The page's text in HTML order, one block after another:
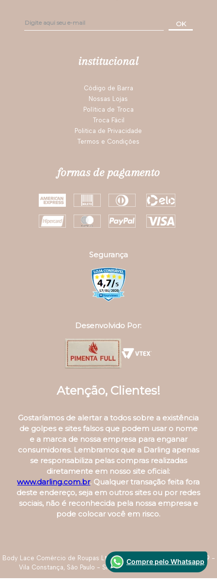
OK
institucional
Código de Barra
Nossas Lojas
Política de Troca
Troca Fácil
Politica de Privacidade
Termos e Condições
formas de pagamento
Segurança
Desenvolvido Por:
Atenção, Clientes!
Gostaríamos de alertar a todos sobre a existência
de golpes e sites falsos que podem usar o nome
e a marca de nossa empresa para enganar
consumidores. Lembramos que a Darling apenas
se responsabiliza pelas compras realizadas
diretamente em nosso site oficial:
www.darling.com.br. Qualquer transação feita fora
deste endereço, seja em outros sites ou por redes
sociais, não é reconhecida pela nossa empresa e
pode colocar você em risco.
Body Lace Comércio de Roupas Ltda. R. Roque de Paula Monteiro, 39 -
Vila Constança, São Paulo - SP - CNPJ: 07.737.343/0003-44
Compre pelo Whatsapp